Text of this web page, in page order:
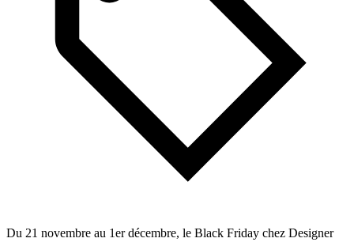
Du 21 novembre au 1er décembre, le Black Friday chez Designer